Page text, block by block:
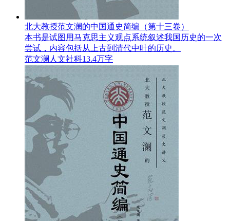
北大教授范文澜的中国通史简编（第十三卷）
本书是试图用马克思主义观点系统叙述我国历史的一次
尝试，内容包括从上古到清代中叶的历史。
范文澜 人文社科13.4万字